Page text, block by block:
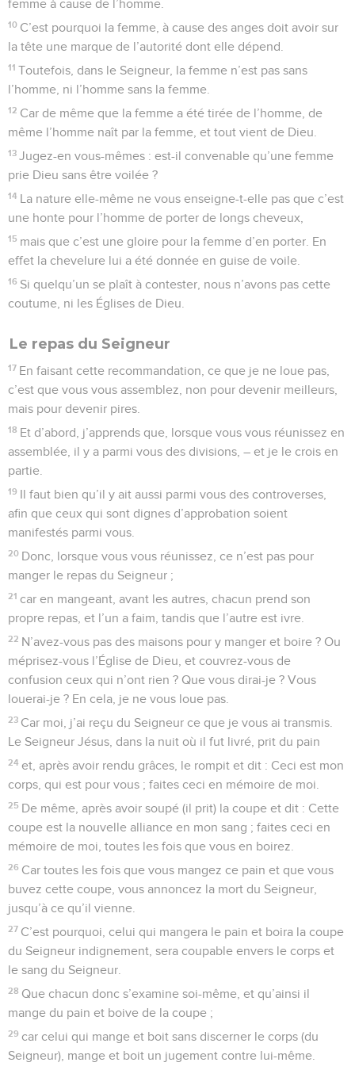
femme à cause de l’homme.
10 C’est pourquoi la femme, à cause des anges doit avoir sur
la tête une marque de l’autorité dont elle dépend.
11 Toutefois, dans le Seigneur, la femme n’est pas sans
l’homme, ni l’homme sans la femme.
12 Car de même que la femme a été tirée de l’homme, de
même l’homme naît par la femme, et tout vient de Dieu.
13 Jugez-en vous-mêmes : est-il convenable qu’une femme
prie Dieu sans être voilée ?
14 La nature elle-même ne vous enseigne-t-elle pas que c’est
une honte pour l’homme de porter de longs cheveux,
15 mais que c’est une gloire pour la femme d’en porter. En
effet la chevelure lui a été donnée en guise de voile.
16 Si quelqu’un se plaît à contester, nous n’avons pas cette
coutume, ni les Églises de Dieu.
Le repas du Seigneur
17 En faisant cette recommandation, ce que je ne loue pas,
c’est que vous vous assemblez, non pour devenir meilleurs,
mais pour devenir pires.
18 Et d’abord, j’apprends que, lorsque vous vous réunissez en
assemblée, il y a parmi vous des divisions, – et je le crois en
partie.
19 Il faut bien qu’il y ait aussi parmi vous des controverses,
afin que ceux qui sont dignes d’approbation soient
manifestés parmi vous.
20 Donc, lorsque vous vous réunissez, ce n’est pas pour
manger le repas du Seigneur ;
21 car en mangeant, avant les autres, chacun prend son
propre repas, et l’un a faim, tandis que l’autre est ivre.
22 N’avez-vous pas des maisons pour y manger et boire ? Ou
méprisez-vous l’Église de Dieu, et couvrez-vous de
confusion ceux qui n’ont rien ? Que vous dirai-je ? Vous
louerai-je ? En cela, je ne vous loue pas.
23 Car moi, j’ai reçu du Seigneur ce que je vous ai transmis.
Le Seigneur Jésus, dans la nuit où il fut livré, prit du pain
24 et, après avoir rendu grâces, le rompit et dit : Ceci est mon
corps, qui est pour vous ; faites ceci en mémoire de moi.
25 De même, après avoir soupé (il prit) la coupe et dit : Cette
coupe est la nouvelle alliance en mon sang ; faites ceci en
mémoire de moi, toutes les fois que vous en boirez.
26 Car toutes les fois que vous mangez ce pain et que vous
buvez cette coupe, vous annoncez la mort du Seigneur,
jusqu’à ce qu’il vienne.
27 C’est pourquoi, celui qui mangera le pain et boira la coupe
du Seigneur indignement, sera coupable envers le corps et
le sang du Seigneur.
28 Que chacun donc s’examine soi-même, et qu’ainsi il
mange du pain et boive de la coupe ;
29 car celui qui mange et boit sans discerner le corps (du
Seigneur), mange et boit un jugement contre lui-même.